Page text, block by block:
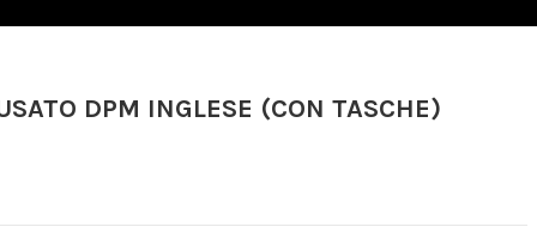
DPM INGLESE (CON TASCHE)